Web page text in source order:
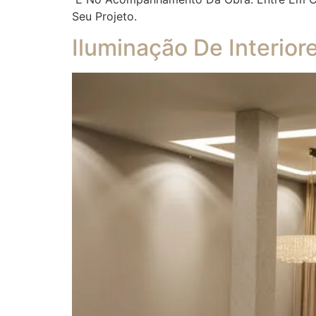
Seu Projeto.
Iluminação De